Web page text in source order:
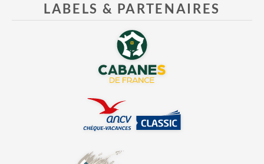
LABELS & PARTENAIRES